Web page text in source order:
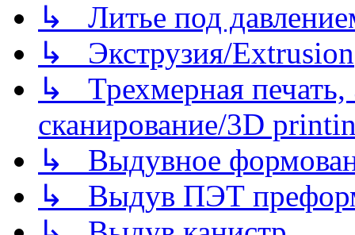
↳ Литье под
↳ Экструзия/Extrusion
↳ Трехмерная
сканирование/3D
↳ Выдувное
↳ Выдув ПЭТ